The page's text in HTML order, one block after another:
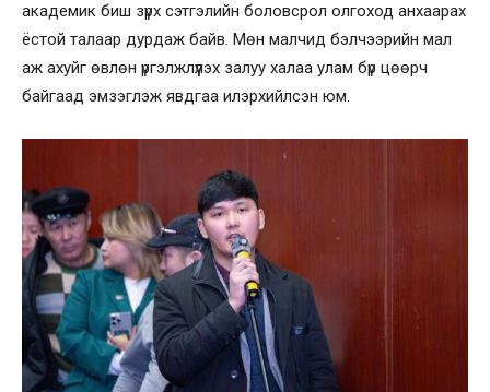
академик биш зүрх сэтгэлийн боловсрол олгоход анхаарах
ёстой талаар дурдаж байв. Мөн малчид бэлчээрийн мал
аж ахуйг өвлөн үргэлжлүүлэх залуу халаа улам бүр цөөрч
байгаад эмзэглэж явдгаа илэрхийлсэн юм.